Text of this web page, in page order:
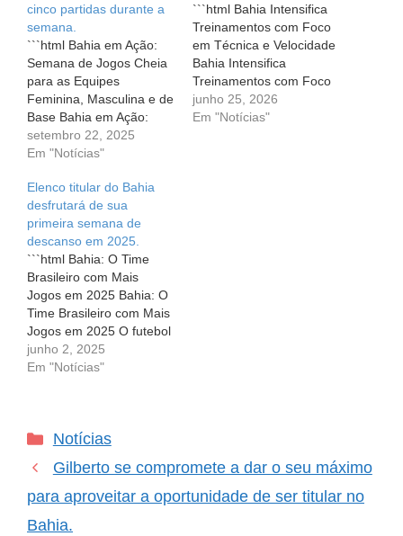
cinco partidas durante a
semana.
```html Bahia em Ação:
Semana de Jogos Cheia
para as Equipes
Feminina, Masculina e de
Base Bahia em Ação:
Semana de Jogos Cheia
para as Equipes
Base Quando se fala do
Esquadrão de Aço, a
emoção e a expectativa
vêm à tona. Esta
semana, o Bahia…
setembro 22, 2025
Em "Notícias"
```html Bahia Intensifica
Treinamentos com Foco
em Técnica e Velocidade
Bahia Intensifica
Treinamentos com Foco
em Técnica e Velocidade
Todo torcedor sonha com
junho 25, 2026
Em "Notícias"
Elenco titular do Bahia
desfrutará de sua
primeira semana de
descanso em 2025.
```html Bahia: O Time
Brasileiro com Mais
Jogos em 2025 Bahia: O
Time Brasileiro com Mais
Jogos em 2025 O futebol
gera emoções intensas, e
para os torcedores do
acompanhar seu time
o…
junho 2, 2025
Em "Notícias"
Categorias
Notícias
Gilberto se compromete a dar o seu máximo
para aproveitar a oportunidade de ser titular no
Bahia.